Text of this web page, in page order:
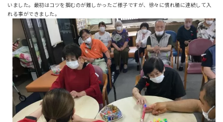
いました。最初はコツを掴むのが難しかったご様子ですが、徐々に慣れ桶に連続して入
れる事ができました。